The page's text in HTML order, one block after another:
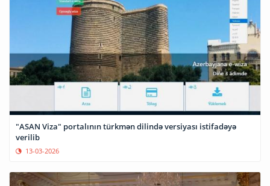
"ASAN Viza" portalının türkmən dilində versiyası istifadəyə
verilib
13-03-2026